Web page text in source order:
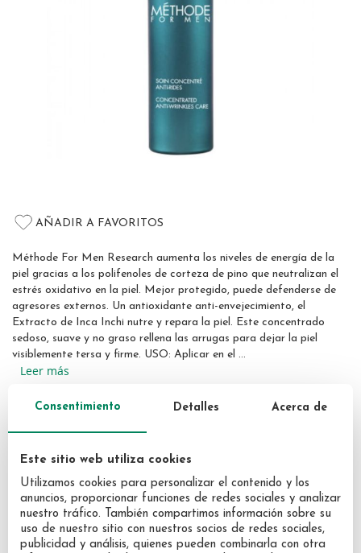
to
the
beginning
the
gallery
AÑADIR A FAVORITOS
Méthode For Men Research aumenta los niveles de energía de la
piel gracias a los polifenoles de corteza de pino que neutralizan el
estrés oxidativo en la piel. Mejor protegido, puede defenderse de
agresores externos. Un antioxidante anti-envejecimiento, el
Extracto de Inca Inchi nutre y repara la piel. Este concentrado
sedoso, suave y no graso rellena las arrugas para dejar la piel
visiblemente tersa y firme. USO: Aplicar en el ...
Leer más
¿NECESITAS AYUDA?
Opciones de pago:
Consentimiento Detalles Acerca de
Este sitio web utiliza cookies
Utilizamos cookies para personalizar el contenido y los
anuncios, proporcionar funciones de redes sociales y analizar
nuestro tráfico. También compartimos información sobre su
uso de nuestro sitio con nuestros socios de redes sociales,
publicidad y análisis, quienes pueden combinarla con otra